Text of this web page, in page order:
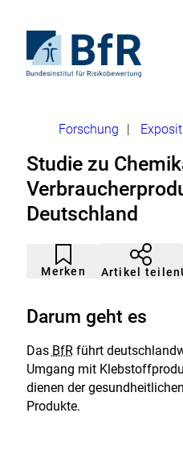
Seiteninhalt
springenStartseite
von
Brotkrumennavigation
Forschung
Studie zu
Deutschland
Merken
Artikel
nicht
gemerkt
Durch
Klicken
der
Artikel teilen
Darum geht es
Das BfRführt
Umgang mit
dienen der
Produkte.